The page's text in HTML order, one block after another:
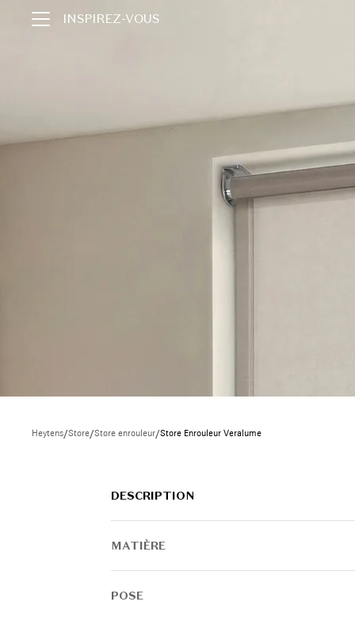
INSPIREZ-VOUS
Heytens/Store/Store enrouleur/Store Enrouleur Veralume
DESCRIPTION
MATIÈRE
POSE